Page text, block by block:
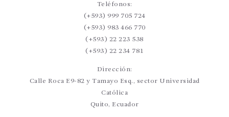
Teléfonos:
(+593) 999 705 724
(+593) 983 466 770
(+593) 22 223 538
(+593) 22 234 781
Dirección:
Calle Roca E9-82 y Tamayo Esq., sector Universidad
Católica
Quito, Ecuador